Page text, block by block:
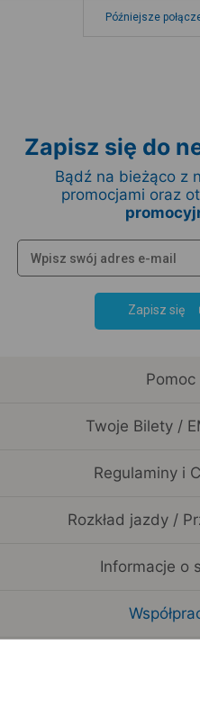
Późniejsze
Zapisz się do
Bądź na bieżąco z
promocjami oraz
Zapisz się
Pomoc
Twoje Bilety /
Regulaminy i
Rozkład jazdy /
Informacje o